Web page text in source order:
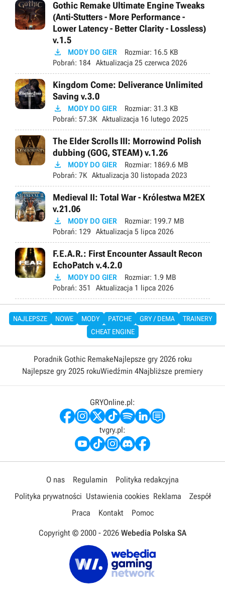
Gothic Remake Ultimate Engine Tweaks
(Anti-Stutters - More Performance -
Lower Latency - Better Clarity - Lossless)
v.1.5
 MODY DO GIER Rozmiar: 16.5 KB
Pobrań: 184 Aktualizacja 25 czerwca 2026
Kingdom Come: Deliverance Unlimited
Saving v.3.0
 MODY DO GIER Rozmiar: 31.3 KB
Pobrań: 57.3K Aktualizacja 16 lutego 2025
The Elder Scrolls III: Morrowind Polish
dubbing (GOG, STEAM) v.1.26
 MODY DO GIER Rozmiar: 1869.6 MB
Pobrań: 7K Aktualizacja 30 listopada 2023
Medieval II: Total War - Królestwa M2EX
v.21.06
 MODY DO GIER Rozmiar: 199.7 MB
Pobrań: 129 Aktualizacja 5 lipca 2026
F.E.A.R.: First Encounter Assault Recon
EchoPatch v.4.2.0
 MODY DO GIER Rozmiar: 1.9 MB
Pobrań: 351 Aktualizacja 1 lipca 2026
NAJLEPSZE NOWE MODY PATCHE GRY / DEMA
TRAINERY
CHEAT ENGINE
Poradnik Gothic RemakeNajlepsze gry 2026 roku
Najlepsze gry 2025 rokuWiedźmin 4Najbliższe premiery
GRYOnline.pl:
tvgry.pl:
O nas Regulamin
Polityka redakcyjna
Polityka prywatności Ustawienia cookies Reklama
Zespół
Praca
Kontakt Pomoc
Copyright © 2000 - 2026 Webedia Polska SA